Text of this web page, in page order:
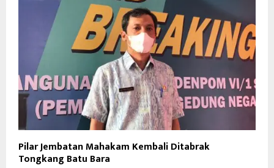
Pilar Jembatan Mahakam Kembali Ditabrak
Tongkang Batu Bara